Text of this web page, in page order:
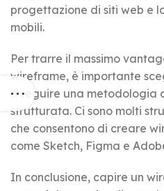
progettazione di siti web e
mobili.
Per trarre il massimo
wireframe, è importante
e seguire una metodologia
strutturata. Ci sono molti
che consentono di creare
come Sketch, Figma e
In conclusione, capire un